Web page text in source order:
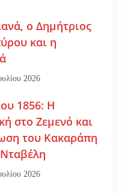
ο Δημήτριος
και η
2026
1856: Η
στο Ζεμενό και
του Κακαράπη
2026